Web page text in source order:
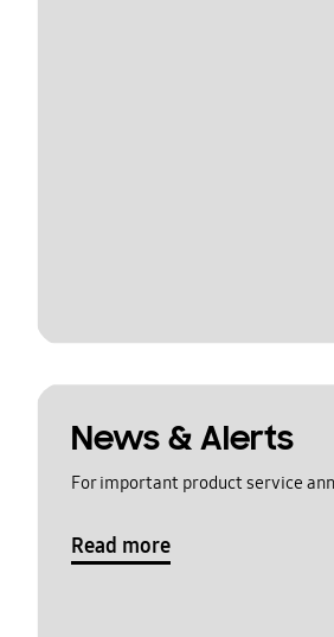
News & Alerts
For important product service
Read more